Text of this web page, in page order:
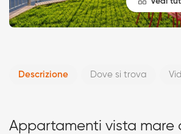
Descrizione Dove si trova
Appartamenti vista mare